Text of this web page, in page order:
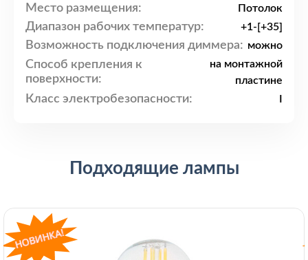
Место размещения: Потолок
Диапазон рабочих температур: +1-[+35]
Возможность подключения диммера: можно
Способ крепления к
поверхности:
на монтажной
пластине
Класс электробезопасности:
Подходящие лампы